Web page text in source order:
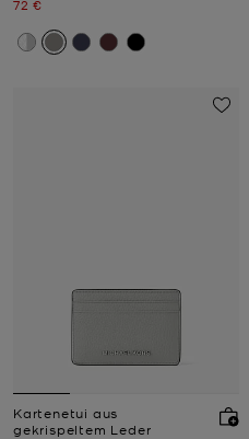
Jetzt
72 €
Kartenetui aus
gekrispeltem Leder